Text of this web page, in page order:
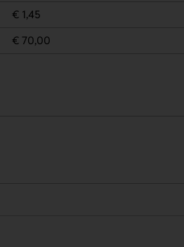
€ 1,45
€ 70,00